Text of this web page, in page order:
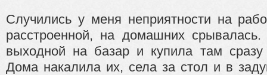
Случились у меня неприятности на
расстроенной, на домашних срывалась.
выходной на базар и купила там сразу
Дома накалила их, села за стол и в